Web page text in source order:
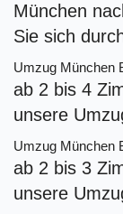
München
Sie sich
Umzug München
ab 2 bis 4
unsere
Umzug München
ab 2 bis 3
unsere